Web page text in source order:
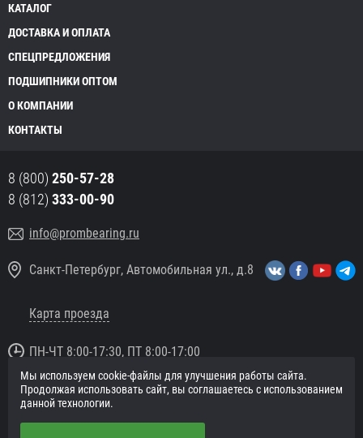
КАТАЛОГ
ДОСТАВКА И ОПЛАТА
СПЕЦПРЕДЛОЖЕНИЯ
ПОДШИПНИКИ ОПТОМ
О КОМПАНИИ
КОНТАКТЫ
8 (800) 250-57-28
8 (812) 333-00-90
info@prombearing.ru
Санкт-Петербург, Автомобильная ул., д.8
Карта проезда
ПН-ЧТ 8:00-17:30, ПТ 8:00-17:00
© 2016 «PromBearing.ru»
Подшипники оптом и в розницу.
Мы используем cookie-файлы для улучшения работы сайта.
Продолжая использовать сайт, вы соглашаетесь с использованием
данной технологии.